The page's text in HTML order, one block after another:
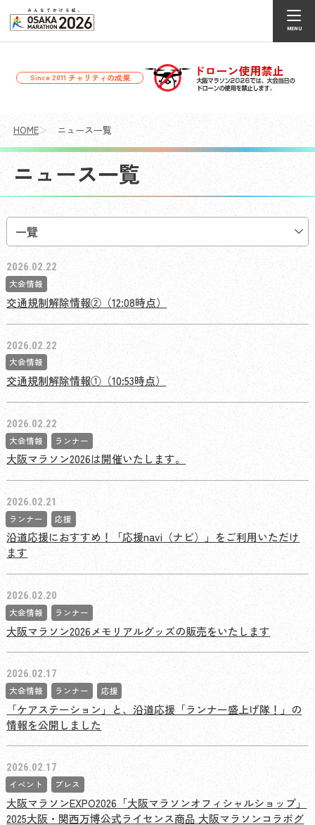
Since 2011 チャリティの成果
HOME ニュース一覧
ニュース一覧
2026.02.22
大会情報
交通規制解除情報②（12:08時点）
2026.02.22
大会情報
交通規制解除情報①（10:53時点）
2026.02.22
大会情報 ランナー
大阪マラソン2026は開催いたします。
2026.02.21
ランナー 応援
沿道応援におすすめ！「応援navi（ナビ）」をご利用いただけ
ます
2026.02.20
大会情報 ランナー
大阪マラソン2026メモリアルグッズの販売をいたします
2026.02.17
大会情報 ランナー 応援
「ケアステーション」と、沿道応援「ランナー盛上げ隊！」の
情報を公開しました
2026.02.17
イベント プレス
大阪マラソンEXPO2026「大阪マラソンオフィシャルショップ」
2025大阪・関西万博公式ライセンス商品 大阪マラソンコラボグ